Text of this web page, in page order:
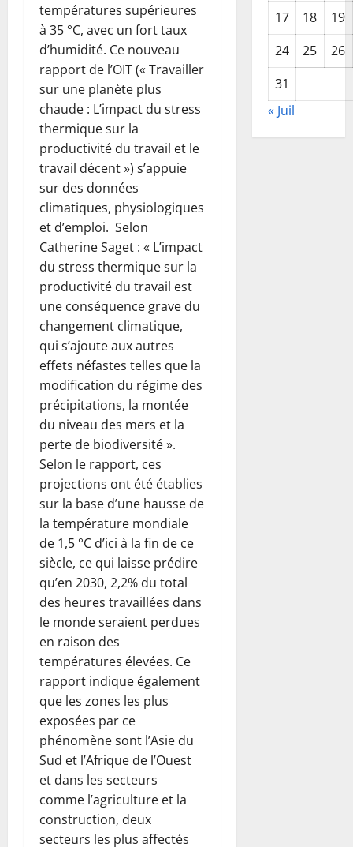
températures supérieures
à 35 °C, avec un fort taux
d’humidité. Ce nouveau
rapport de l’OIT (« Travailler
sur une planète plus
chaude : L’impact du stress
thermique sur la
productivité du travail et le
travail décent ») s’appuie
sur des données
climatiques, physiologiques
et d’emploi. Selon
Catherine Saget : « L’impact
du stress thermique sur la
productivité du travail est
une conséquence grave du
changement climatique,
qui s’ajoute aux autres
effets néfastes telles que la
modification du régime des
précipitations, la montée
du niveau des mers et la
perte de biodiversité ».
Selon le rapport, ces
projections ont été établies
sur la base d’une hausse de
la température mondiale
de 1,5 °C d’ici à la fin de ce
siècle, ce qui laisse prédire
qu’en 2030, 2,2% du total
des heures travaillées dans
le monde seraient perdues
en raison des
températures élevées. Ce
rapport indique également
que les zones les plus
exposées par ce
phénomène sont l’Asie du
Sud et l’Afrique de l’Ouest
et dans les secteurs
comme l’agriculture et la
construction, deux
secteurs les plus affectés
17
18
19
24
25
26
31
« Juil